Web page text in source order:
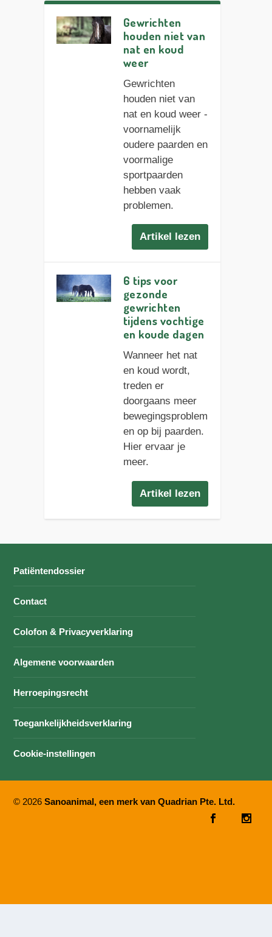
Gewrichten
houden niet van
nat en koud
weer
Gewrichten
houden niet van
nat en koud weer -
voornamelijk
oudere paarden en
voormalige
sportpaarden
hebben vaak
problemen.
Artikel lezen
6 tips voor
gezonde
gewrichten
tijdens vochtige
en koude dagen
Wanneer het nat
en koud wordt,
treden er
doorgaans meer
bewegingsproblem
en op bij paarden.
Hier ervaar je
meer.
Artikel lezen
Patiëntendossier
Contact
Colofon & Privacyverklaring
Algemene voorwaarden
Herroepingsrecht
Toegankelijkheidsverklaring
Cookie-instellingen
© 2026Sanoanimal, een merk van Quadrian Pte. Ltd.